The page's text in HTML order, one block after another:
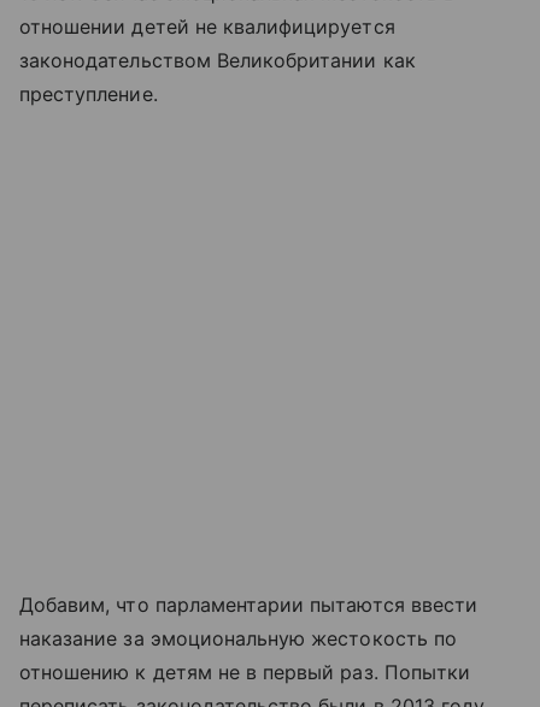
отношении детей не квалифицируется
законодательством Великобритании как
преступление.
Добавим, что парламентарии пытаются ввести
наказание за эмоциональную жестокость по
отношению к детям не в первый раз. Попытки